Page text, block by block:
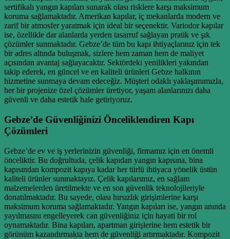
sertifikalı yangın kapıları sunarak olası risklere karşı maksimum
koruma sağlamaktadır. Amerikan kapılar, iç mekanlarda modern ve
zarif bir atmosfer yaratmak için ideal bir seçenektir. Variodor kapılar
ise, özellikle dar alanlarda yerden tasarruf sağlayan pratik ve şık
çözümler sunmaktadır. Gebze’de tüm bu kapı ihtiyaçlarınız için tek
bir adres altında buluşmak, sizlere hem zaman hem de maliyet
açısından avantaj sağlayacaktır. Sektördeki yenilikleri yakından
takip ederek, en güncel ve en kaliteli ürünleri Gebze halkının
hizmetine sunmaya devam edeceğiz. Müşteri odaklı yaklaşımımızla,
her bir projenize özel çözümler üretiyor, yaşam alanlarınızı daha
güvenli ve daha estetik hale getiriyoruz.
Gebze’de Güvenliğinizi Önceliklendiren Kapı
Çözümleri
Gebze’de ev ve iş yerlerinizin güvenliği, firmamız için en önemli
önceliktir. Bu doğrultuda, çelik kapıdan yangın kapısına, bina
kapısından kompozit kapıya kadar her türlü ihtiyaca yönelik üstün
kaliteli ürünler sunmaktayız. Çelik kapılarımız, en sağlam
malzemelerden üretilmekte ve en son güvenlik teknolojileriyle
donatılmaktadır. Bu sayede, olası hırsızlık girişimlerine karşı
maksimum koruma sağlamaktadır. Yangın kapıları ise, yangın anında
yayılmasını engelleyerek can güvenliğiniz için hayati bir rol
oynamaktadır. Bina kapıları, apartman girişlerine hem estetik bir
görünüm kazandırmakta hem de güvenliği artırmaktadır. Kompozit